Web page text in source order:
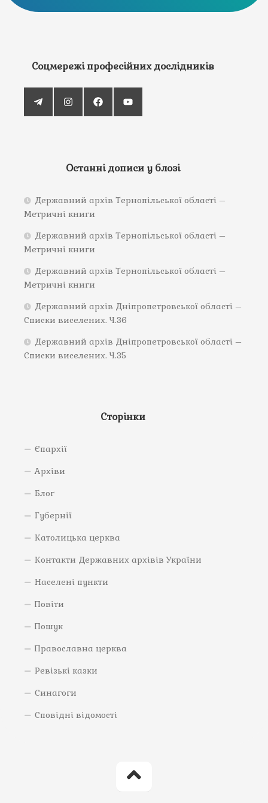
Соцмережі професійних дослідників
Останні дописи у блозі
Державний архів Тернопільської області –
Метричні книги
Державний архів Тернопільської області –
Метричні книги
Державний архів Тернопільської області –
Метричні книги
Державний архів Дніпропетровської області –
Списки виселених. Ч.36
Державний архів Дніпропетровської області –
Списки виселених. Ч.35
Сторінки
Єпархії
Архіви
Блог
Губернії
Католицька церква
Контакти Державних архівів України
Населені пункти
Повіти
Пошук
Православна церква
Ревізькі казки
Синагоги
Сповідні відомості